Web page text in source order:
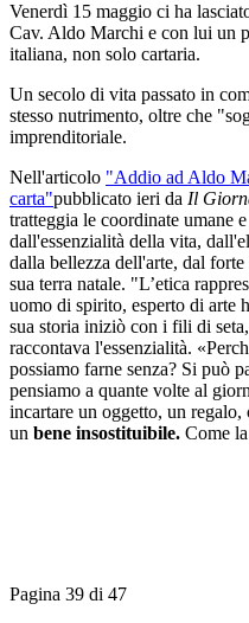
Venerdì 15 maggio ci ha
Cav. Aldo Marchi e con lui un
italiana, non solo cartaria.
Un secolo di vita passato in
stesso nutrimento, oltre che
imprenditoriale.
Nell'articolo "Addio ad Aldo
carta"pubblicato ieri da Il
tratteggia le coordinate umane
dall'essenzialità della vita,
dalla bellezza dell'arte, dal
sua terra natale. "L’etica
uomo di spirito, esperto di arte
sua storia iniziò con i fili di
raccontava l'essenzialità.
possiamo farne senza? Si può
pensiamo a quante volte al
incartare un oggetto, un regalo,
un bene insostituibile. Come
Pagina 39 di 47